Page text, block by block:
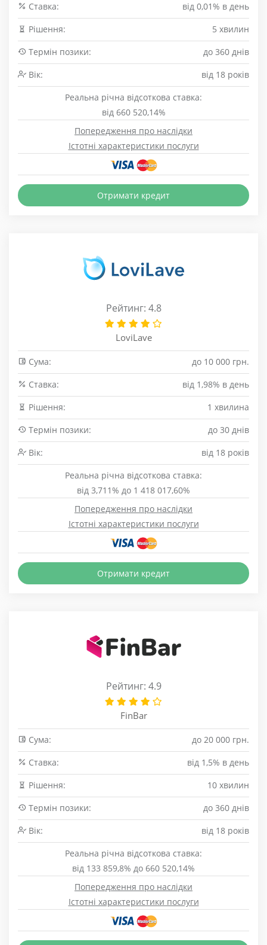
Cтавка:
від 0,01% в день
Рішення:
5 хвилин
Термін позики:
до 360 днів
Вік:
від 18 років
Реальна річна відсоткова ставка:
від 660 520,14%
Попередження про наслідки
Істотні характеристики послуги
Отримати кредит
Рейтинг: 4.8
LoviLave
Сума:
до 10 000 грн.
Cтавка:
від 1,98% в день
Рішення:
1 хвилина
Термін позики:
до 30 днів
Вік:
від 18 років
Реальна річна відсоткова ставка:
від 3,711% до 1 418 017,60%
Попередження про наслідки
Істотні характеристики послуги
Отримати кредит
Рейтинг: 4.9
FinBar
Сума:
до 20 000 грн.
Cтавка:
від 1,5% в день
Рішення:
10 хвилин
Термін позики:
до 360 днів
Вік:
від 18 років
Реальна річна відсоткова ставка:
від 133 859,8% до 660 520,14%
Попередження про наслідки
Істотні характеристики послуги